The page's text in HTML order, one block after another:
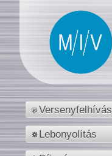
Versenyfelhívás
Lebonyolítás